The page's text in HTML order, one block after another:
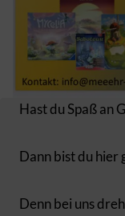
Hast du Spaß an
Dann bist du hier
Denn bei uns